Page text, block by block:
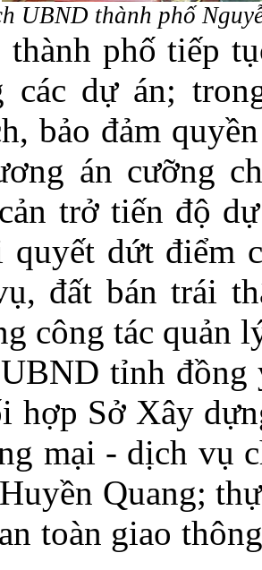
UBND thành phố
thành phố tiếp
các dự án;
bảo đảm
án cưỡng
trở tiến độ
quyết dứt điểm
đất bán trái
công tác
tỉnh đồng
hợp Sở Xây
mại - dịch vụ
Quang;
toàn giao